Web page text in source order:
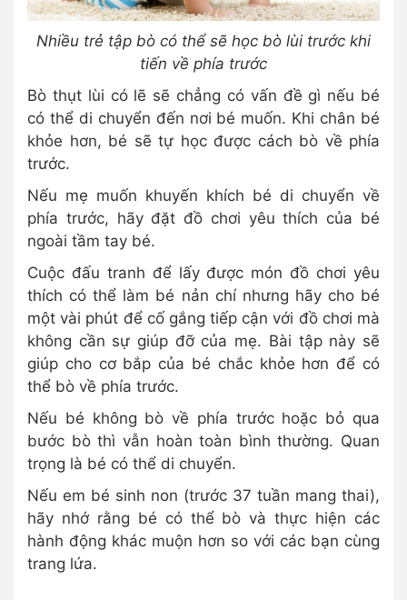
Nhiều trẻ tập bò có thể sẽ học bò lùi trước khi
tiến về phía trước
Bò thụt lùi có lẽ sẽ chẳng có vấn đề gì nếu bé
có thể di chuyển đến nơi bé muốn. Khi chân bé
khỏe hơn, bé sẽ tự học được cách bò về phía
trước.
Nếu mẹ muốn khuyến khích bé di chuyển về
phía trước, hãy đặt đồ chơi yêu thích của bé
ngoài tầm tay bé.
Cuộc đấu tranh để lấy được món đồ chơi yêu
thích có thể làm bé nản chí nhưng hãy cho bé
một vài phút để cố gắng tiếp cận với đồ chơi mà
không cần sự giúp đỡ của mẹ. Bài tập này sẽ
giúp cho cơ bắp của bé chắc khỏe hơn để có
thể bò về phía trước.
Nếu bé không bò về phía trước hoặc bỏ qua
bước bò thì vẫn hoàn toàn bình thường. Quan
trọng là bé có thể di chuyển.
Nếu em bé sinh non (trước 37 tuần mang thai),
hãy nhớ rằng bé có thể bò và thực hiện các
hành động khác muộn hơn so với các bạn cùng
trang lứa.